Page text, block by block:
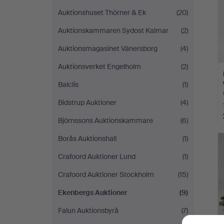
Auktionshuset Thörner & Ek
(20)
Auktionskammaren Sydost Kalmar
(2)
Auktionsmagasinet Vänersborg
(4)
Auktionsverket Engelholm
(2)
Balclis
(1)
Bidstrup Auktioner
(4)
Björnssons Auktionskammare
(6)
Borås Auktionshall
(1)
Crafoord Auktioner Lund
(1)
Crafoord Auktioner Stockholm
(15)
Ekenbergs Auktioner
(9)
Falun Auktionsbyrå
(7)